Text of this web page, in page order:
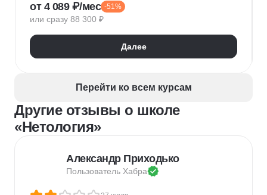
Keras
Машинное обучение
Искусственный интеллект
Математика для Data Science
Статистика
Pandas
от 4 089 ₽/мес -51%
или сразу 88 300 ₽
Далее
Перейти ко всем курсам
Другие отзывы о школе
«Нетология»
Александр Приходько
Пользователь Хабра